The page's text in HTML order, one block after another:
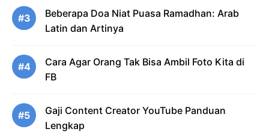
#3
Beberapa Doa Niat Puasa Ramadhan: Arab
Latin dan Artinya
#4
Cara Agar Orang Tak Bisa Ambil Foto Kita di
FB
#5
Gaji Content Creator YouTube Panduan
Lengkap